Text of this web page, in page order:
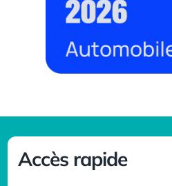
Accès rapide